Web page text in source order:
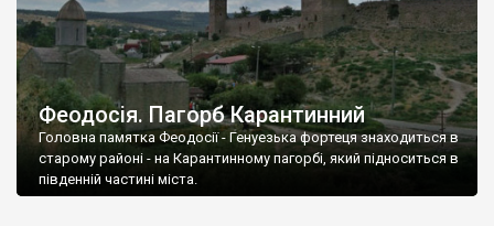
Феодосія. Пагорб Карантинний
Головна памятка Феодосії - Генуезька фортеця знаходиться в
старому районі - на Карантинному пагорбі, який підноситься в
південній частині міста.